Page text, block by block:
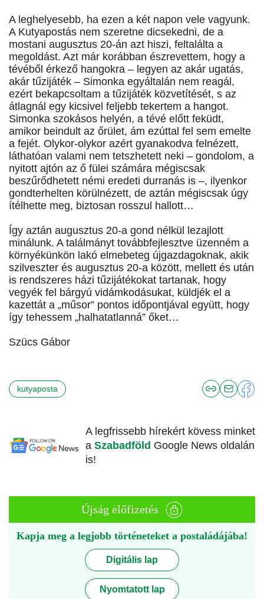
A leghelyesebb, ha ezen a két napon vele vagyunk.
A Kutyapostás nem szeretne dicsekedni, de a
mostani augusztus 20-án azt hiszi, feltalálta a
megoldást. Azt már korábban észrevettem, hogy a
tévéből érkező hangokra – legyen az akár ugatás,
akár tűzijáték – Simonka egyáltalán nem reagál,
ezért bekapcsoltam a tűzijáték közvetítését, s az
átlagnál egy kicsivel feljebb tekertem a hangot.
Simonka szokásos helyén, a tévé előtt feküdt,
amikor beindult az őrület, ám ezúttal fel sem emelte
a fejét. Olykor-olykor azért gyanakodva felnézett,
láthatóan valami nem tetszhetett neki – gondolom, a
nyitott ajtón az ő fülei számára mégiscsak
beszűrődhetett némi eredeti durranás is –, ilyenkor
gondterhelten körülnézett, de aztán mégiscsak úgy
ítélhette meg, biztosan rosszul hallott…
Így aztán augusztus 20-a gond nélkül lezajlott
minálunk. A találmányt továbbfejlesztve üzenném a
környékünkön lakó elmebeteg újgazdagoknak, akik
szilveszter és augusztus 20-a között, mellett és után
is rendszeres házi tűzijátékokat tartanak, hogy
vegyék fel bárgyú vidámkodásukat, küldjék el a
kazettát a „műsor” pontos időpontjával együtt, hogy
így tehessem „halhatatlanná” őket…
Szücs Gábor
kutyaposta
A legfrissebb hírekért kövess minket
a Szabadföld Google News oldalán
is!
Újság előfizetés
Kapja meg a legjobb történeteket a postaládájába!
Digitális lap
Nyomtatott lap